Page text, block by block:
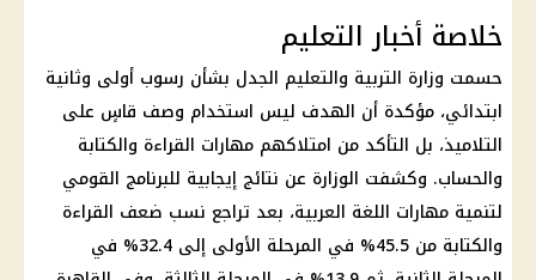
خلاصة أخبار التعليم
حسمت وزارة التربية والتعليم الجدل بشأن رسوب أولى وثانية
ابتدائي، مؤكدة أن الهدف ليس استخدام وصف قاسٍ على
التلاميذ، بل التأكد من امتلاكهم مهارات القراءة والكتابة
والحساب. وكشفت الوزارة عن نتائج إيجابية للبرنامج القومي
لتنمية مهارات اللغة العربية، بعد تراجع نسب ضعف القراءة
والكتابة من 45.5% في المرحلة الأولى إلى 32.4% في